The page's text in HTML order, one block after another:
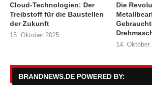
Cloud-Technologien: Der
Treibstoff für die Baustellen
der Zukunft
15. Oktober 2025
Die
14. Oktober
BRANDNEWS.DE POWERED BY: